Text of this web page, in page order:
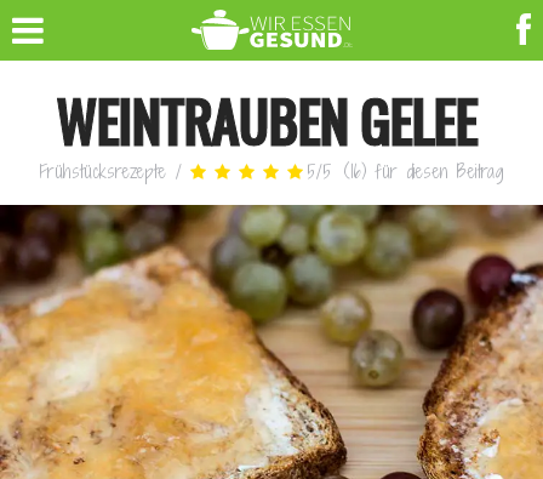
WEINTRAUBEN GELEE
Frühstücksrezepte / 5/5 (16) für diesen Beitrag